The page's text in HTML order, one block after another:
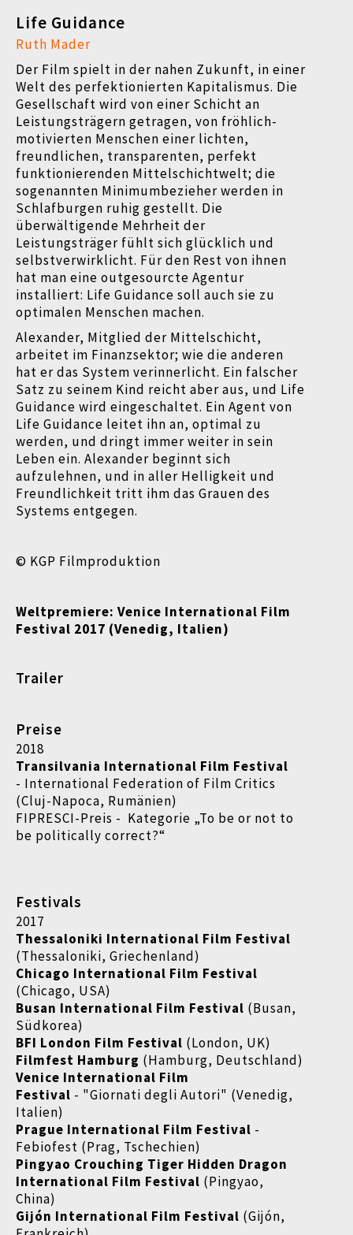
Life Guidance
Ruth Mader
Der Film spielt in der nahen Zukunft, in einer
Welt des perfektionierten Kapitalismus. Die
Gesellschaft wird von einer Schicht an
Leistungsträgern getragen, von fröhlich-
motivierten Menschen einer lichten,
freundlichen, transparenten, perfekt
funktionierenden Mittelschichtwelt; die
sogenannten Minimumbezieher werden in
Schlafburgen ruhig gestellt. Die
überwältigende Mehrheit der
Leistungsträger fühlt sich glücklich und
selbstverwirklicht. Für den Rest von ihnen
hat man eine outgesourcte Agentur
installiert: Life Guidance soll auch sie zu
optimalen Menschen machen.
Alexander, Mitglied der Mittelschicht,
arbeitet im Finanzsektor; wie die anderen
hat er das System verinnerlicht. Ein falscher
Satz zu seinem Kind reicht aber aus, und Life
Guidance wird eingeschaltet. Ein Agent von
Life Guidance leitet ihn an, optimal zu
werden, und dringt immer weiter in sein
Leben ein. Alexander beginnt sich
aufzulehnen, und in aller Helligkeit und
Freundlichkeit tritt ihm das Grauen des
Systems entgegen.
© KGP Filmproduktion
Weltpremiere: Venice International Film
Festival 2017 (Venedig, Italien)
Trailer
Preise
2018
Transilvania International Film Festival
- International Federation of Film Critics
(Cluj-Napoca, Rumänien)
FIPRESCI-Preis - Kategorie „To be or not to
be politically correct?“
Festivals
2017
Thessaloniki International Film Festival
(Thessaloniki, Griechenland)
Chicago International Film Festival
(Chicago, USA)
Busan International Film Festival (Busan,
Südkorea)
BFI London Film Festival (London, UK)
Filmfest Hamburg (Hamburg, Deutschland)
Venice International Film
Festival - "Giornati degli Autori" (Venedig,
Italien)
Prague International Film Festival -
Febiofest (Prag, Tschechien)
Pingyao Crouching Tiger Hidden Dragon
International Film Festival (Pingyao,
China)
Gijón International Film Festival (Gijón,